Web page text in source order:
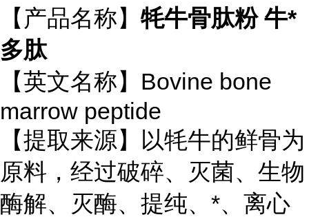
【产品名称】 牦牛骨肽粉 牛*
多肽
【英文名称】Bovine bone
marrow peptide
【提取来源】以牦牛的鲜骨为
原料，经过破碎、灭菌、生物
酶解、灭酶、提纯、*、离心